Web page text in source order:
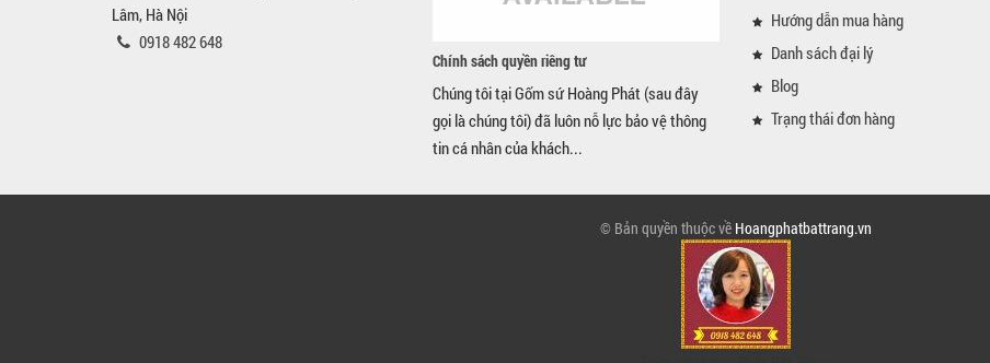
Lâm, Hà Nội
0918 482 648
Chính sách quyền riêng tư
Chúng tôi tại Gốm sứ Hoàng Phát (sau đây
gọi là chúng tôi) đã luôn nỗ lực bảo vệ thông
tin cá nhân của khách...
Hướng dẫn mua hàng
Danh sách đại lý
Blog
Trạng thái đơn hàng
© Bản quyền thuộc về Hoangphatbattrang.vn